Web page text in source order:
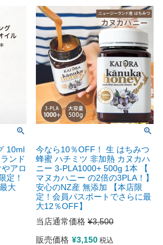
10ml
ンド
アロ
定！
大
今なら10％OFF！ 生 はちみつ
蜂蜜 ハチミツ 非加熱 カヌカハ
ニー 3-PLA1000+ 500g 1本 【
マヌカハニー の2倍の3PLA！】
安心のNZ産 無添加 【本店限
定！会員パスポートでさらに最
大12％OFF】
当店通常価格 ¥3,500
販売価格 ¥3,150 税込